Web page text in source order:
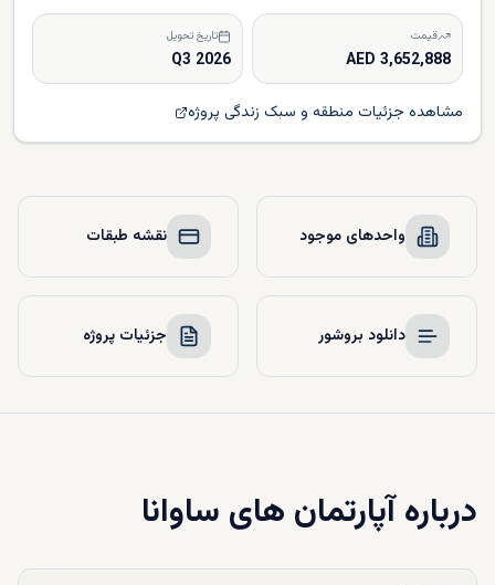
قیمت
3,652,888 AED
تاریخ تحویل
Q3 2026
مشاهده جزئیات منطقه و سبک زندگی پروژه
واحدهای موجود نقشه طبقات
دانلود بروشور جزئیات پروژه
دربارهآپارتمان های ساوانا